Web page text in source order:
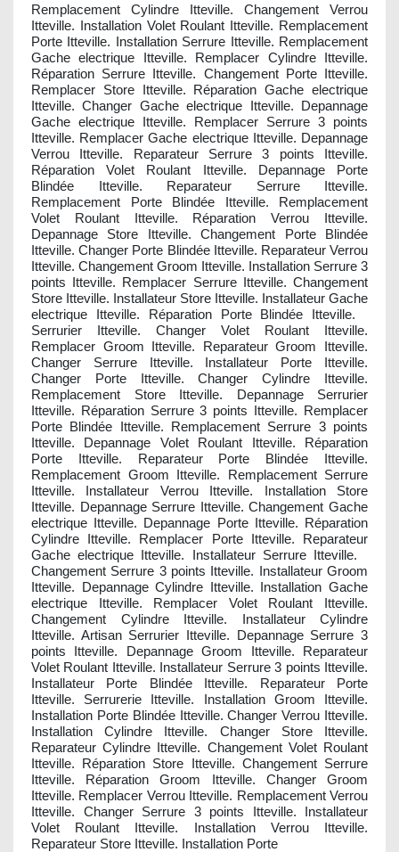
Remplacement Cylindre Itteville. Changement Verrou
Itteville. Installation Volet Roulant Itteville. Remplacement
Porte Itteville. Installation Serrure Itteville. Remplacement
Gache electrique Itteville. Remplacer Cylindre Itteville.
Réparation Serrure Itteville. Changement Porte Itteville.
Remplacer Store Itteville. Réparation Gache electrique
Itteville. Changer Gache electrique Itteville. Depannage
Gache electrique Itteville. Remplacer Serrure 3 points
Itteville. Remplacer Gache electrique Itteville. Depannage
Verrou Itteville. Reparateur Serrure 3 points Itteville.
Réparation Volet Roulant Itteville. Depannage Porte
Blindée Itteville. Reparateur Serrure Itteville.
Remplacement Porte Blindée Itteville. Remplacement
Volet Roulant Itteville. Réparation Verrou Itteville.
Depannage Store Itteville. Changement Porte Blindée
Itteville. Changer Porte Blindée Itteville. Reparateur Verrou
Itteville. Changement Groom Itteville. Installation Serrure 3
points Itteville. Remplacer Serrure Itteville. Changement
Store Itteville. Installateur Store Itteville. Installateur Gache
electrique Itteville. Réparation Porte Blindée Itteville.
Serrurier Itteville. Changer Volet Roulant Itteville.
Remplacer Groom Itteville. Reparateur Groom Itteville.
Changer Serrure Itteville. Installateur Porte Itteville.
Changer Porte Itteville. Changer Cylindre Itteville.
Remplacement Store Itteville. Depannage Serrurier
Itteville. Réparation Serrure 3 points Itteville. Remplacer
Porte Blindée Itteville. Remplacement Serrure 3 points
Itteville. Depannage Volet Roulant Itteville. Réparation
Porte Itteville. Reparateur Porte Blindée Itteville.
Remplacement Groom Itteville. Remplacement Serrure
Itteville. Installateur Verrou Itteville. Installation Store
Itteville. Depannage Serrure Itteville. Changement Gache
electrique Itteville. Depannage Porte Itteville. Réparation
Cylindre Itteville. Remplacer Porte Itteville. Reparateur
Gache electrique Itteville. Installateur Serrure Itteville.
Changement Serrure 3 points Itteville. Installateur Groom
Itteville. Depannage Cylindre Itteville. Installation Gache
electrique Itteville. Remplacer Volet Roulant Itteville.
Changement Cylindre Itteville. Installateur Cylindre
Itteville. Artisan Serrurier Itteville. Depannage Serrure 3
points Itteville. Depannage Groom Itteville. Reparateur
Volet Roulant Itteville. Installateur Serrure 3 points Itteville.
Installateur Porte Blindée Itteville. Reparateur Porte
Itteville. Serrurerie Itteville. Installation Groom Itteville.
Installation Porte Blindée Itteville. Changer Verrou Itteville.
Installation Cylindre Itteville. Changer Store Itteville.
Reparateur Cylindre Itteville. Changement Volet Roulant
Itteville. Réparation Store Itteville. Changement Serrure
Itteville. Réparation Groom Itteville. Changer Groom
Itteville. Remplacer Verrou Itteville. Remplacement Verrou
Itteville. Changer Serrure 3 points Itteville. Installateur
Volet Roulant Itteville. Installation Verrou Itteville.
Reparateur Store Itteville. Installation Porte